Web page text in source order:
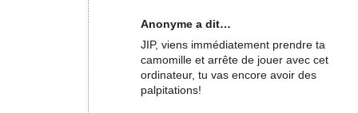
Anonyme a dit…
JIP, viens immédiatement prendre ta
camomille et arrête de jouer avec cet
ordinateur, tu vas encore avoir des
palpitations!